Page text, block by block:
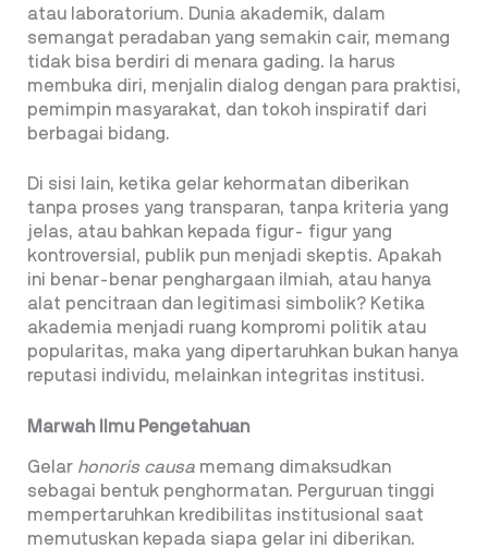
atau laboratorium. Dunia akademik, dalam
semangat peradaban yang semakin cair, memang
tidak bisa berdiri di menara gading. Ia harus
membuka diri, menjalin dialog dengan para praktisi,
pemimpin masyarakat, dan tokoh inspiratif dari
berbagai bidang.
Di sisi lain, ketika gelar kehormatan diberikan
tanpa proses yang transparan, tanpa kriteria yang
jelas, atau bahkan kepada figur- figur yang
kontroversial, publik pun menjadi skeptis. Apakah
ini benar-benar penghargaan ilmiah, atau hanya
alat pencitraan dan legitimasi simbolik? Ketika
akademia menjadi ruang kompromi politik atau
popularitas, maka yang dipertaruhkan bukan hanya
reputasi individu, melainkan integritas institusi.
Marwah Ilmu Pengetahuan
Gelar honoris causa memang dimaksudkan
sebagai bentuk penghormatan. Perguruan tinggi
mempertaruhkan kredibilitas institusional saat
memutuskan kepada siapa gelar ini diberikan.